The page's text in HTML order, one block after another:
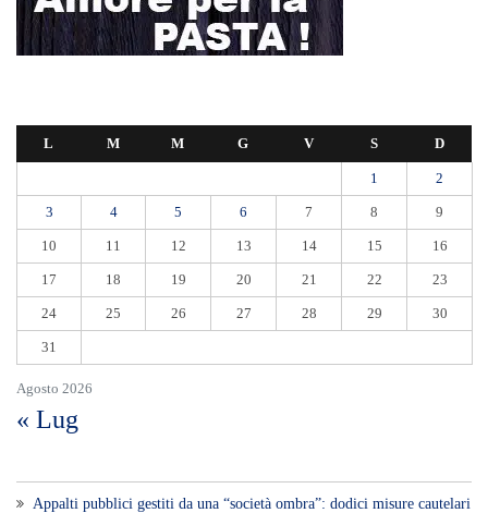
Agosto 2026
L M M G V S D
1 2
3 4 5 6 7 8 9
10 11 12 13 14 15 16
17 18 19 20 21 22 23
24 25 26 27 28 29 30
31
« Lug
Appalti pubblici gestiti da una “società ombra”: dodici misure cautelari